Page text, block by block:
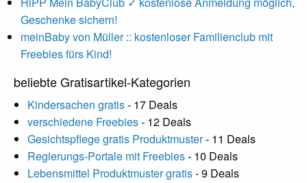
Geschenke sichern!
meinBaby von Müller :: kostenloser Familienclub mit
Freebies fürs Kind!
beliebte Gratisartikel-Kategorien
Kindersachen gratis- 17 Deals
verschiedene Freebies- 12 Deals
Gesichtspflege gratis Produktmuster- 11 Deals
Regierungs-Portale mit Freebies- 10 Deals
Lebensmittel Produktmuster gratis- 9 Deals